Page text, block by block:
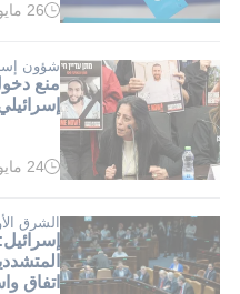
وقت
دقيقة.
26 مايو 2026
شؤون
منع
وقت
دقيقة.
24 مايو 2025
الشرق
اتفاق